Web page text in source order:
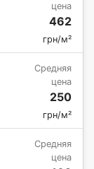
цена
462
грн/м²
Средняя
цена
250
грн/м²
Средняя
цена